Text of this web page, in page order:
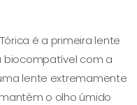
é a primeira lente
biocompatível com a
lente extremamente
o olho úmido